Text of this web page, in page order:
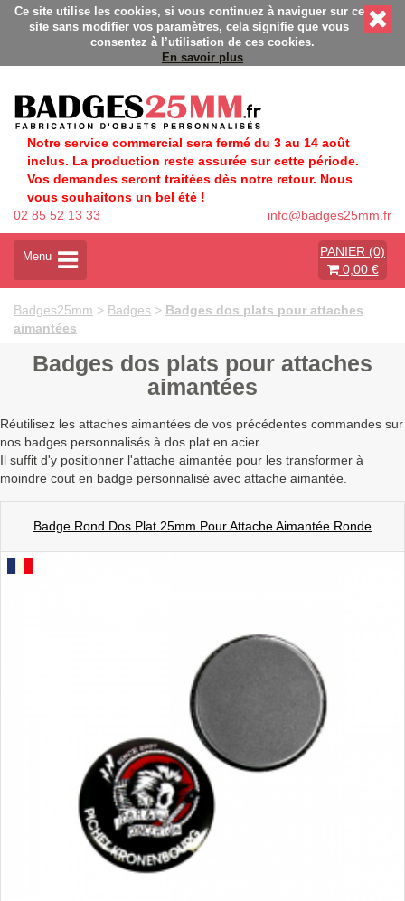
- Fabrication Française éco-responsable - Délais
Ce site utilise les cookies, si vous continuez à naviguer sur ce
site sans modifier vos paramètres, cela signifie que vous
consentez à l’utilisation de ces cookies.
En savoir plus
Notre service commercial sera fermé du 3 au 14 août
inclus. La production reste assurée sur cette période.
Vos demandes seront traitées dès notre retour. Nous
vous souhaitons un bel été !
02 85 52 13 33
info@badges25mm.fr
A
t
v
e
a
g
a
Menu
PANIER (0)
0,00 €
Badges25mm > Badges > Badges dos plats pour attaches
aimantées
Badges dos plats pour attaches
aimantées
Réutilisez les attaches aimantées de vos précédentes commandes sur
nos badges personnalisés à dos plat en acier.
Il suffit d'y positionner l'attache aimantée pour les transformer à
moindre cout en badge personnalisé avec attache aimantée.
Badge Rond Dos Plat 25mm Pour Attache Aimantée Ronde